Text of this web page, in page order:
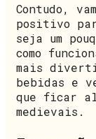
Contudo,
positivo
seja um
como
mais
bebidas e
que ficar
medievais.